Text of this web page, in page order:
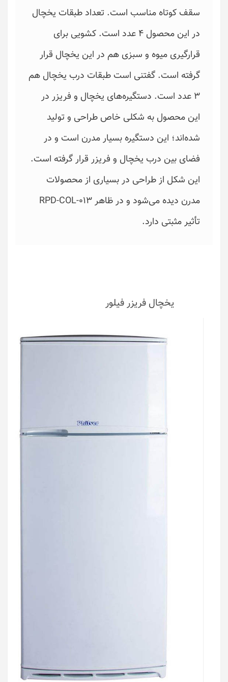
سقف کوتاه مناسب است. تعداد طبقات یخچال
در این محصول 4 عدد است. کشویی برای
قرارگیری میوه و سبزی هم در این یخچال قرار
گرفته است. گفتنی است طبقات درب یخچال هم
3 عدد است. دستگیره‌های یخچال و فریزر در
این محصول به شکلی خاص طراحی و تولید
شده‌اند؛ این دستگیره بسیار مدرن است و در
فضای بین درب یخچال و فریزر قرار گرفته است.
این شکل از طراحی در بسیاری از محصولات
مدرن دیده می‌شود و در ظاهر RPD-COL-013
تأثیر مثبتی دارد.
یخچال فریزر فیلور